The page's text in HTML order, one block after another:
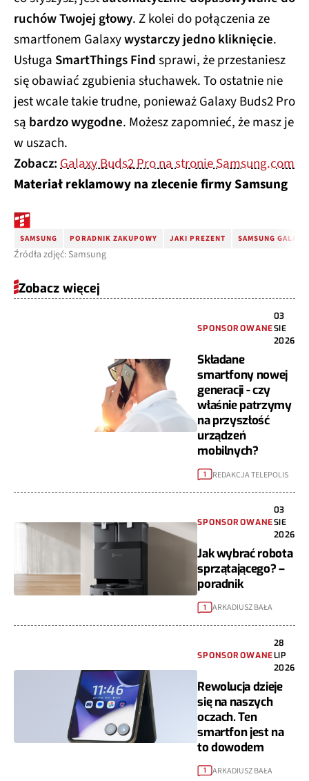
ruchów Twojej głowy. Z kolei do połączenia ze
smartfonem Galaxywystarczy jedno kliknięcie.
Usługa SmartThings Findsprawi, że przestaniesz
się obawiać zgubienia słuchawek. To ostatnie nie
jest wcale takie trudne, ponieważ Galaxy Buds2 Pro
są bardzo wygodne. Możesz zapomnieć, że masz je
w uszach.
Zobacz:Galaxy Buds2 Pro na stronie Samsung.com
Materiał reklamowy na zlecenie firmy Samsung
SAMSUNG PORADNIK ZAKUPOWY JAKI PREZENT SAMSUNG
Źródła zdjęć: Samsung
Zobacz więcej
SPONSOROWANE
03
SIE
2026
Składane
smartfony nowej
generacji - czy
właśnie patrzymy
na przyszłość
urządzeń
mobilnych?
1 REDAKCJA TELEPOLIS
SPONSOROWANE
03
SIE
2026
Jak wybrać robota
sprzątającego? –
poradnik
1 ARKADIUSZ BAŁA
SPONSOROWANE
28
LIP
2026
Rewolucja dzieje
się na naszych
oczach. Ten
smartfon jest na
to dowodem
1 ARKADIUSZ BAŁA